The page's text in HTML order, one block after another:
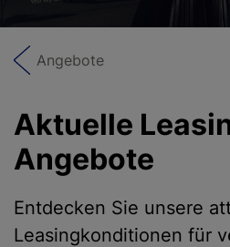
Angebote
Aktuelle
Angebote
Entdecken Sie unsere
Leasingkonditionen für